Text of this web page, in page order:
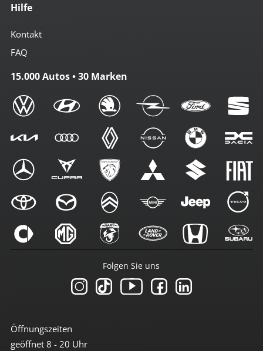
Hilfe
Kontakt
FAQ
15.000 Autos • 30 Marken
Öffnungszeiten
geöffnet 8 - 20 Uhr
Folgen Sie uns